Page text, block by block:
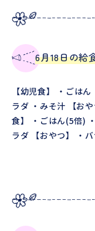
6月18日の給
【幼児食】 ・ごは
ラダ ・みそ汁 【お
食】 ・ごはん(5倍)
ラダ 【おやつ】 ・バ